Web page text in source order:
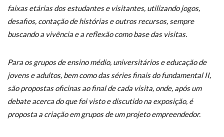
faixas etárias dos estudantes e visitantes, utilizando jogos,
desafios, contação de histórias e outros recursos, sempre
buscando a vivência e a reflexão como base das visitas.
Para os grupos de ensino médio, universitários e educação de
jovens e adultos, bem como das séries finais do fundamental II,
são propostas oficinas ao final de cada visita, onde, após um
debate acerca do que foi visto e discutido na exposição, é
proposta a criação em grupos de um projeto empreendedor.